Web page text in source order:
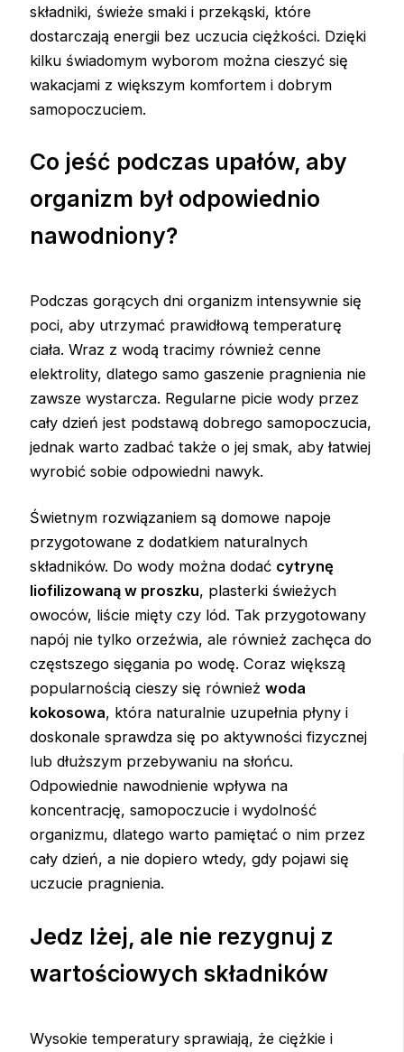
składniki, świeże smaki i przekąski, które
dostarczają energii bez uczucia ciężkości. Dzięki
kilku świadomym wyborom można cieszyć się
wakacjami z większym komfortem i dobrym
samopoczuciem.
Co jeść podczas upałów, aby
organizm był odpowiednio
nawodniony?
Podczas gorących dni organizm intensywnie się
poci, aby utrzymać prawidłową temperaturę
ciała. Wraz z wodą tracimy również cenne
elektrolity, dlatego samo gaszenie pragnienia nie
zawsze wystarcza. Regularne picie wody przez
cały dzień jest podstawą dobrego samopoczucia,
jednak warto zadbać także o jej smak, aby łatwiej
wyrobić sobie odpowiedni nawyk.
Świetnym rozwiązaniem są domowe napoje
przygotowane z dodatkiem naturalnych
składników. Do wody można dodać cytrynę
liofilizowaną w proszku, plasterki świeżych
owoców, liście mięty czy lód. Tak przygotowany
napój nie tylko orzeźwia, ale również zachęca do
częstszego sięgania po wodę. Coraz większą
popularnością cieszy się równieżwoda
kokosowa, która naturalnie uzupełnia płyny i
doskonale sprawdza się po aktywności fizycznej
lub dłuższym przebywaniu na słońcu.
Odpowiednie nawodnienie wpływa na
koncentrację, samopoczucie i wydolność
organizmu, dlatego warto pamiętać o nim przez
cały dzień, a nie dopiero wtedy, gdy pojawi się
uczucie pragnienia.
Jedz lżej, ale nie rezygnuj z
wartościowych składników
Wysokie temperatury sprawiają, że ciężkie i